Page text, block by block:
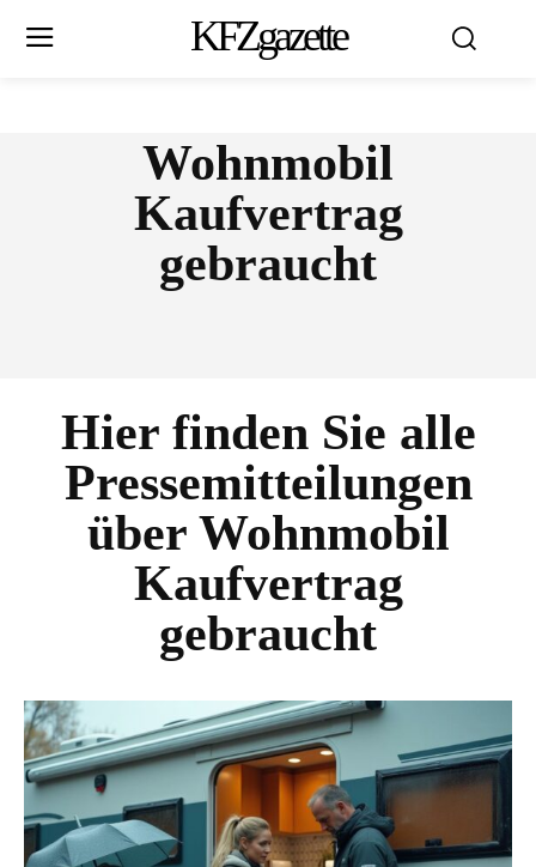
KFZgazette
Wohnmobil
Kaufvertrag
gebraucht
Hier finden Sie alle
Pressemitteilungen
über Wohnmobil
Kaufvertrag
gebraucht